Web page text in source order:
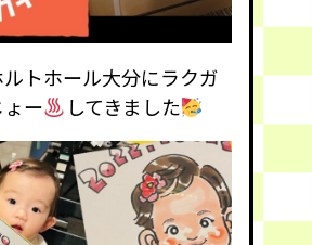
トホール大分にラクガ
ー
してきました